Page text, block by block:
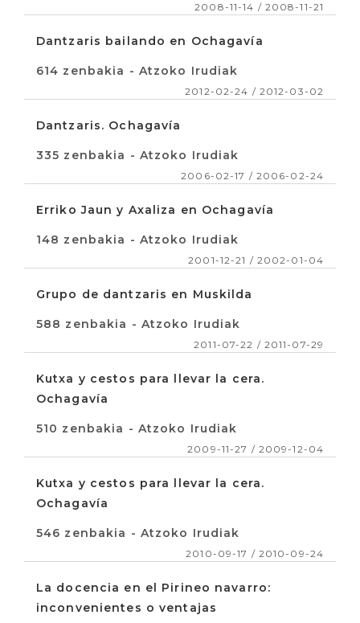
2008-11-14 / 2008-11-21
Dantzaris bailando en Ochagavía
614 zenbakia - Atzoko Irudiak
2012-02-24 / 2012-03-02
Dantzaris. Ochagavía
335 zenbakia - Atzoko Irudiak
2006-02-17 / 2006-02-24
Erriko Jaun y Axaliza en Ochagavía
148 zenbakia - Atzoko Irudiak
2001-12-21 / 2002-01-04
Grupo de dantzaris en Muskilda
588 zenbakia - Atzoko Irudiak
2011-07-22 / 2011-07-29
Kutxa y cestos para llevar la cera.
Ochagavía
510 zenbakia - Atzoko Irudiak
2009-11-27 / 2009-12-04
Kutxa y cestos para llevar la cera.
Ochagavía
546 zenbakia - Atzoko Irudiak
2010-09-17 / 2010-09-24
La docencia en el Pirineo navarro:
inconvenientes o ventajas